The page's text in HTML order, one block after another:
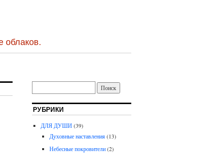
облаков.
РУБРИКИ
ДЛЯ ДУШИ(39)
Духовные наставления(13)
Небесные покровители(2)